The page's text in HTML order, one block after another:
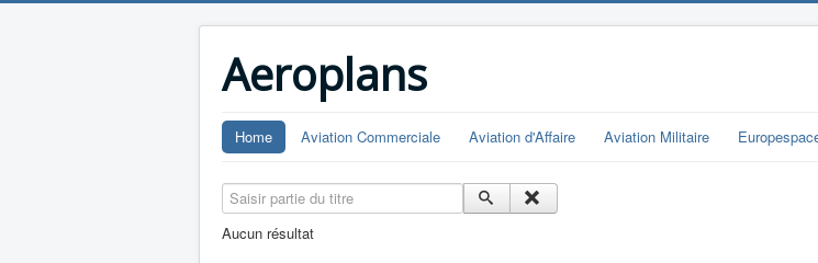
Aeroplans
Home Aviation Commerciale Aviation d'Affaire Aviation Militaire
Saisir partie du titre
Aucun résultat